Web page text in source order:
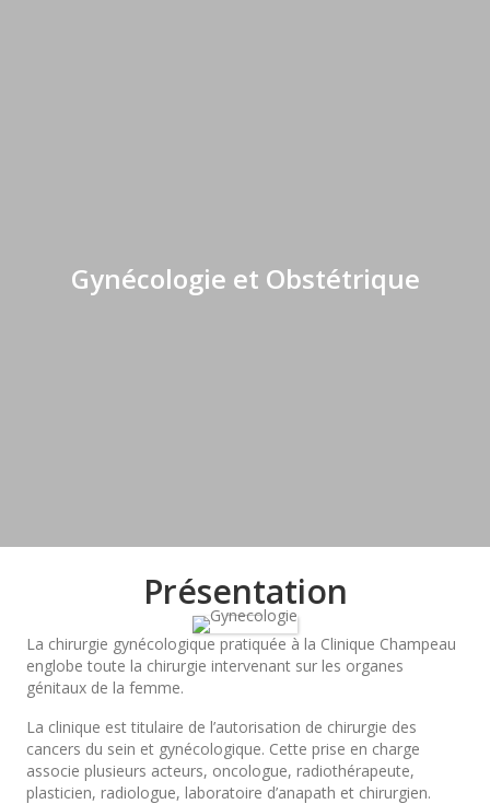
Gynécologie et Obstétrique
Présentation
La chirurgie gynécologique pratiquée à la Clinique Champeau
englobe toute la chirurgie intervenant sur les organes
génitaux de la femme.
La clinique est titulaire de l’autorisation de chirurgie des
cancers du sein et gynécologique. Cette prise en charge
associe plusieurs acteurs, oncologue, radiothérapeute,
plasticien, radiologue, laboratoire d’anapath et chirurgien.